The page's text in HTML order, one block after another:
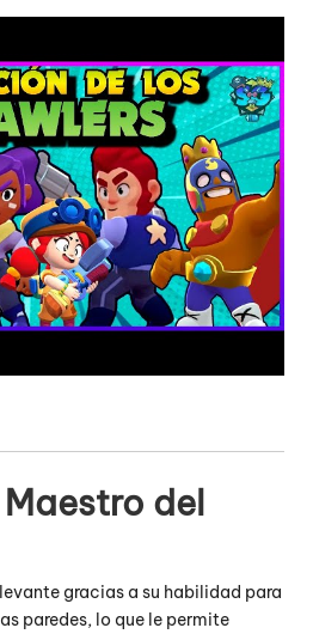
del
gracias a su habilidad para
paredes, lo que le permite